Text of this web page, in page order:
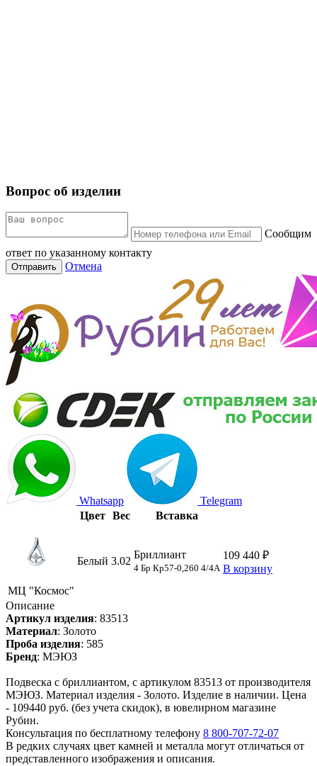
Вопрос об изделии
Сообщим
ответ по указанному контакту
Отправить Отмена
Whatsapp
Telegram
Цвет Вес Вставка
МЦ "Космос"
Белый 3.02
Бриллиант
4 Бр Кp57-0,260 4/4А
109 440 ₽
В корзину
Описание
Артикул изделия: 83513
Материал: Золото
Проба изделия: 585
Бренд: МЭЮЗ
Подвеска с бриллиантом, с артикулом 83513 от производителя
МЭЮЗ. Материал изделия - Золото. Изделие в наличии. Цена
- 109440 руб. (без учета скидок), в ювелирном магазине
Рубин.
Консультация по бесплатному телефону 8 800-707-72-07
В редких случаях цвет камней и металла могут отличаться от
представленного изображения и описания.